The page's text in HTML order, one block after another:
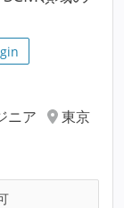
gin
ニア
東京